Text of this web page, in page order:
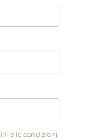
e le condizioni